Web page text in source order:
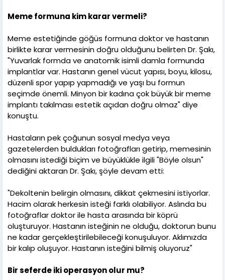
Meme formuna kim karar vermeli?
Meme estetiğinde göğüs formuna doktor ve hastanın
birlikte karar vermesinin doğru olduğunu belirten Dr. Şakı,
"Yuvarlak formda ve anatomik isimli damla formunda
implantlar var. Hastanın genel vücut yapısı, boyu, kilosu,
düzenli spor yapıp yapmadığı ve yaşı bu formun
seçimde önemli. Minyon bir kadına çok büyük bir meme
implantı takılması estetik açıdan doğru olmaz" diye
konuştu.
Hastaların pek çoğunun sosyal medya veya
gazetelerden buldukları fotoğrafları getirip, memesinin
olmasını istediği biçim ve büyüklükle ilgili "Böyle olsun"
dediğini aktaran Dr. Şakı, şöyle devam etti:
"Dekoltenin belirgin olmasını, dikkat çekmesini istiyorlar.
Hacim olarak herkesin isteği farklı olabiliyor. Aslında bu
fotoğraflar doktor ile hasta arasında bir köprü
oluşturuyor. Hastanın isteğinin ne olduğu, doktorun bunu
ne kadar gerçekleştirilebileceği konuşuluyor. Aklımızda
bir kalıp oluşuyor. Hastanın isteğini bilmiş oluyoruz"
Bir seferde iki operasyon olur mu?